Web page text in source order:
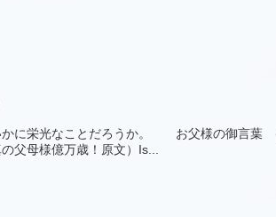
かに栄光なことだろうか。 お父様の御言葉
父母様億万歳！原文）Is...